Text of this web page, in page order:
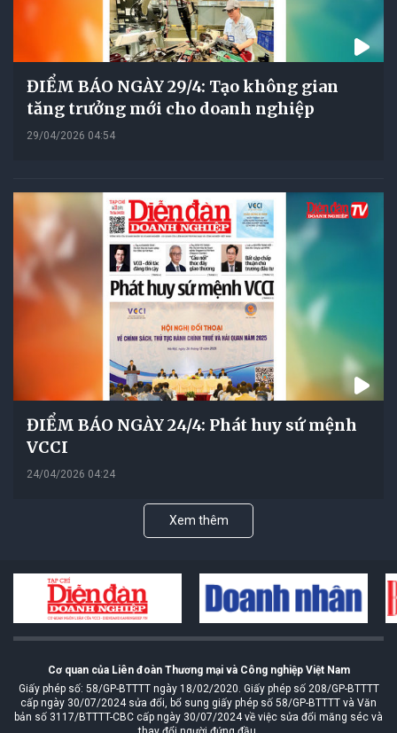
ĐIỂM BÁO NGÀY 29/4: Tạo không gian
tăng trưởng mới cho doanh nghiệp
29/04/2026 04:54
ĐIỂM BÁO NGÀY 24/4: Phát huy sứ mệnh
VCCI
24/04/2026 04:24
Xem thêm
Cơ quan của Liên đoàn Thương mại và Công nghiệp Việt Nam
Giấy phép số: 58/GP-BTTTT ngày 18/02/2020. Giấy phép số 208/GP-BTTTT
cấp ngày 30/07/2024 sửa đổi, bổ sung giấy phép số 58/GP-BTTTT và Văn
bản số 3117/BTTTT-CBC cấp ngày 30/07/2024 về việc sửa đổi măng séc và